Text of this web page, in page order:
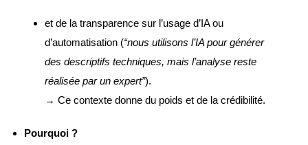
et de la transparence sur l’usage d’IA ou
d’automatisation (“nous utilisons l’IA pour générer
des descriptifs techniques, mais l’analyse reste
réalisée par un expert”).
→ Ce contexte donne du poids et de la crédibilité.
Pourquoi ?